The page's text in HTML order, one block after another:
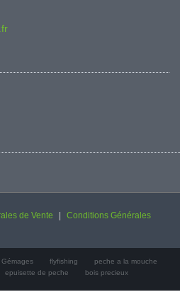
de Vente
Conditions Générales
flyfishing
peche a la mouche
epuisette de peche bois precieux